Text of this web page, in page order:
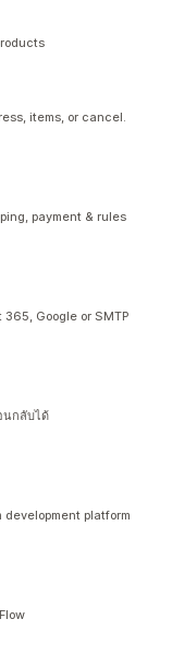
items, or cancel.
payment & rules
Google or SMTP
นกลับได้
development platform